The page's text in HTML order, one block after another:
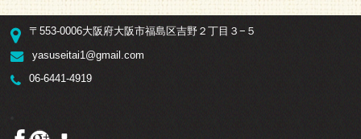
〒553-0006大阪府大阪市福島区吉野２丁目３−５
yasuseitai1@gmail.com
06-6441-4919